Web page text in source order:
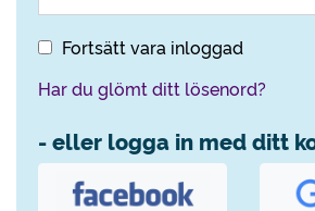
Fortsätt vara inloggad
Har du glömt ditt lösenord?
- eller logga in med ditt